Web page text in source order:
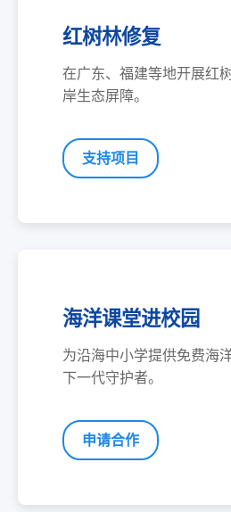
红树林修复
在广东、福建等地开展红
岸生态屏障。
支持项目
海洋课堂进校园
为沿海中小学提供免费海
下一代守护者。
申请合作